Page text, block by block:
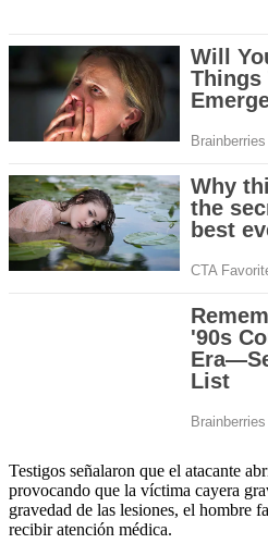
Testigos señalaron que el atacante
provocando que la víctima cayera
gravedad de las lesiones, el hombre
recibir atención médica.